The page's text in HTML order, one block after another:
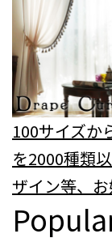
100サイズか
を2000種類
ザイン等、お